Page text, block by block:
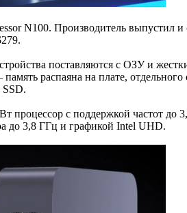
N100. Производитель
поставляются с ОЗУ и
распаяна на плате,
процессор с поддержкой частот
до 3,8 ГГц и графикой Intel UHD.